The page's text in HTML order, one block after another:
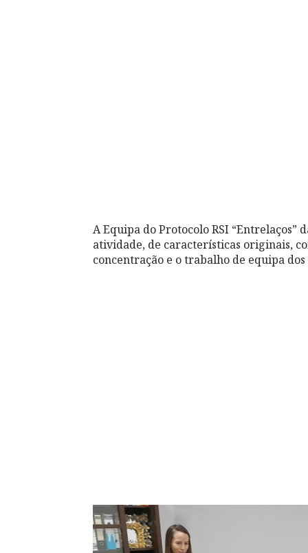
A Equipa do Protocolo RSI
atividade, de características originais,
concentração e o trabalho de equipa